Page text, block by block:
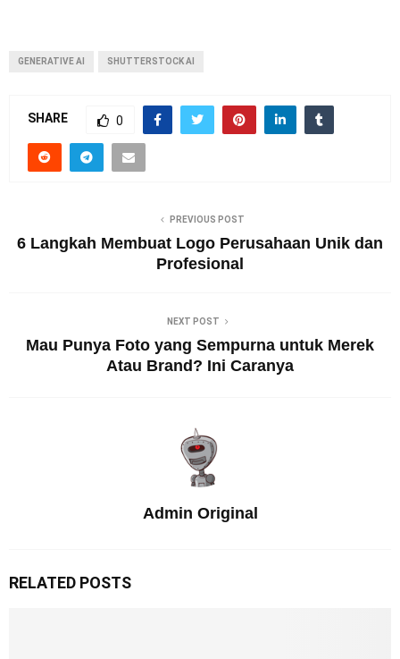
GENERATIVE AI SHUTTERSTOCK AI
SHARE 0
PREVIOUS POST
6 Langkah Membuat Logo Perusahaan Unik dan
Profesional
NEXT POST
Mau Punya Foto yang Sempurna untuk Merek
Atau Brand? Ini Caranya
Admin Original
RELATED POSTS